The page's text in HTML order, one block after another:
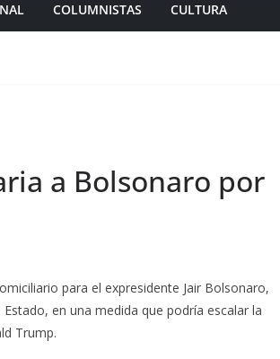
COLUMNISTAS CULTURA
a Bolsonaro por
para el expresidente Jair Bolsonaro,
en una medida que podría escalar la
Trump.